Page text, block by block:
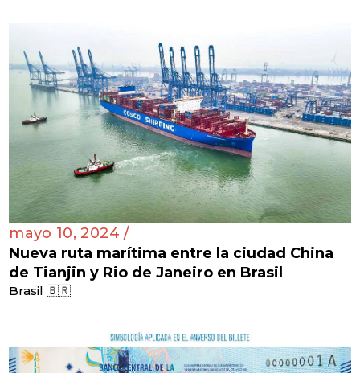
mayo 10, 2024 /
Nueva ruta marítima entre la ciudad China
de Tianjin y Rio de Janeiro en Brasil
Brasil 🇧🇷